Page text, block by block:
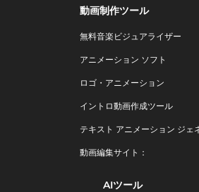
動画制作ツール
無料音楽ビジュアライザー
アニメーション ソフト
ロゴ・アニメーション
イントロ動画作成ツール
テキスト アニメーション ジェ
動画編集サイト：
AIツール